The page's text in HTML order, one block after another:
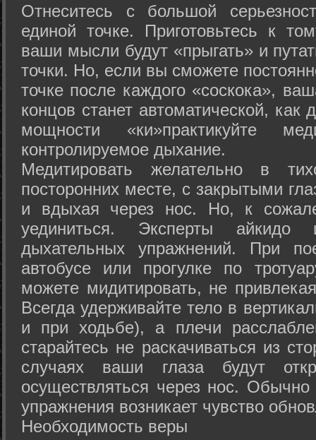
Отнеситесь с большой
единой точке. Приготовьтесь к
ваши мысли будут «прыгать» и
точки. Но, если вы сможете
точке после каждого «соскока»,
концов станет автоматической,
мощности «ки»практикуйте
контролируемое дыхание.
Медитировать желательно в
посторонних месте, с закрытыми
и вдыхая через нос. Но, к
уединиться. Эксперты айкидо
дыхательных упражнений. При
автобусе или прогулке по
можете мидитировать, не
Всегда удерживайте тело в
и при ходьбе), а плечи
старайтесь не раскачиваться из
случаях ваши глаза будут
осуществляться через нос. Обычно
упражнения возникает чувство
Необходимость веры